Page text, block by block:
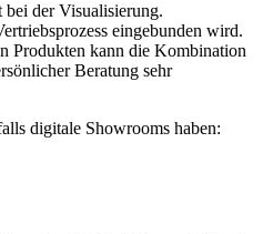
der Visualisierung.
eingebunden wird.
Produkten kann die Kombination
Beratung sehr
digitale Showrooms haben: